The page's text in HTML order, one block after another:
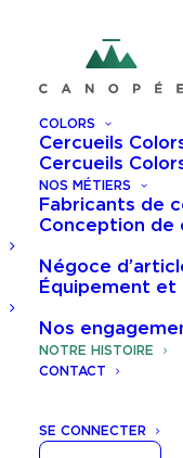
COLORS
Cercueils
Cercueils
NOS MÉTIERS
Fabricants de
Conception de
Négoce
Équipement et
Nos
NOTRE HISTOIRE
CONTACT
SE CONNECTER